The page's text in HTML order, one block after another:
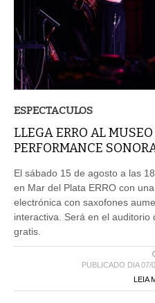
ESPECTACULOS
LLEGA ERRO AL
PERFORMANCE
El sábado 15 de agosto a las
en Mar del Plata ERRO con
electrónica con saxofones
interactiva. Será en el auditorio
gratis.
PUBLICADO DIA 07/
LEIA